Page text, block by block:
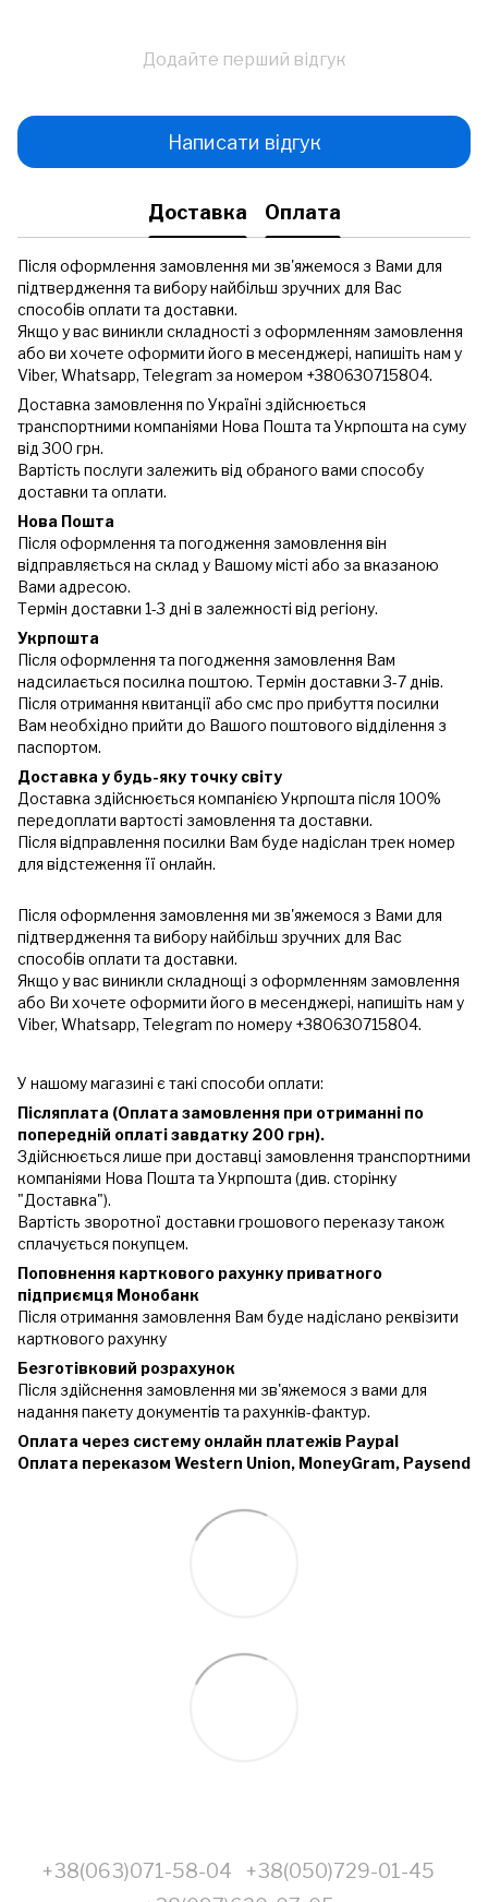
Додайте перший відгук
Написати відгук
Доставка Оплата
Після оформлення замовлення ми зв'яжемося з Вами для
підтвердження та вибору найбільш зручних для Вас
способів оплати та доставки.
Якщо у вас виникли складності з оформленням замовлення
або ви хочете оформити його в месенджері, напишіть нам у
Viber, Whatsapp, Telegram за номером +380630715804.
Доставка замовлення по Україні здійснюється
транспортними компаніями Нова Пошта та Укрпошта на суму
від 300 грн.
Вартість послуги залежить від обраного вами способу
доставки та оплати.
Нова Пошта
Після оформлення та погодження замовлення він
відправляється на склад у Вашому місті або за вказаною
Вами адресою.
Термін доставки 1-3 дні в залежності від регіону.
Укрпошта
Після оформлення та погодження замовлення Вам
надсилається посилка поштою. Термін доставки 3-7 днів.
Після отримання квитанції або смс про прибуття посилки
Вам необхідно прийти до Вашого поштового відділення з
паспортом.
Доставка у будь-яку точку світу
Доставка здійснюється компанією Укрпошта після 100%
передоплати вартості замовлення та доставки.
Після відправлення посилки Вам буде надіслан трек номер
для відстеження її онлайн.
Після оформлення замовлення ми зв'яжемося з Вами для
підтвердження та вибору найбільш зручних для Вас
способів оплати та доставки.
Якщо у вас виникли складнощі з оформленням замовлення
або Ви хочете оформити його в месенджері, напишіть нам у
Viber, Whatsapp, Telegram по номеру +380630715804.
У нашому магазині є такі способи оплати:
Післяплата (Оплата замовлення при отриманні по
попередній оплаті завдатку 200 грн).
Здійснюється лише при доставці замовлення транспортними
компаніями Нова Пошта та Укрпошта (див. сторінку
"Доставка").
Вартість зворотної доставки грошового переказу також
сплачується покупцем.
Поповнення карткового рахунку приватного
підприємця Монобанк
Після отримання замовлення Вам буде надіслано реквізити
карткового рахунку
Безготівковий розрахунок
Після здійснення замовлення ми зв'яжемося з вами для
надання пакету документів та рахунків-фактур.
Оплата через систему онлайн платежів Paypal
Оплата переказом Western Union, MoneyGram, Paysend
+38(063)071-58-04
+38(050)729-01-45